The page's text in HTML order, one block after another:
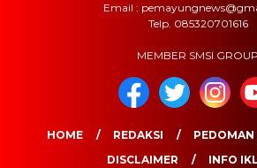
Email :
Telp. 085320701616
MEMBER SMSI GROUP
HOME REDAKSI
PEDOMAN
DISCLAIMER
INFO